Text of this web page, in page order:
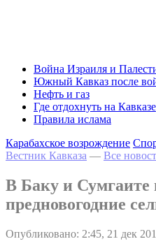
Война Израиля и
Южный Кавказ после
Нефть и газ
Где отдохнуть на Кавказе
Правила ислама
Карабахское возрождение
Вестник Кавказа — Все
В Баку и Сумгаите
предновогодние
Опубликовано: 2:45, 21 дек